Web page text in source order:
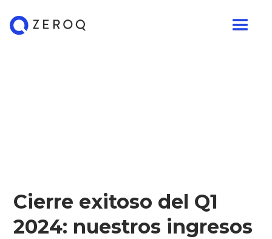
Cierre exitoso del Q1
2024: nuestros ingresos